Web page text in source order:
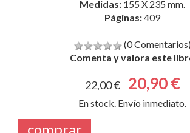
Comenta y valora este libro
En stock. Envío inmediato.
Compartir en: